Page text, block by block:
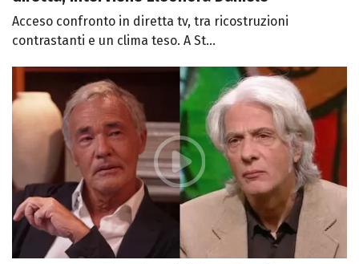
Acceso confronto in diretta tv, tra ricostruzioni
contrastanti e un clima teso. A St...